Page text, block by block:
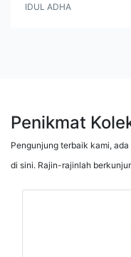
IDUL ADHA
Penikmat
Pengunjung terbaik kami,
di sini. Rajin-rajinlah